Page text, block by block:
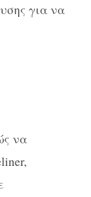
για να
να